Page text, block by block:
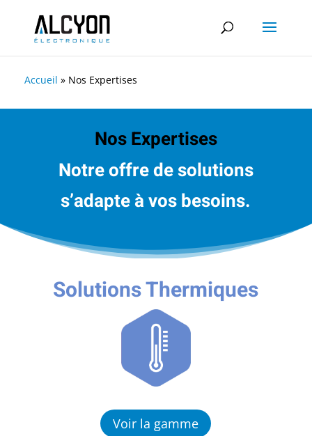
Accueil » Nos Expertises
Nos Expertises
Notre offre de solutions
s’adapte à vos besoins.
Solutions Thermiques
Voir la gamme